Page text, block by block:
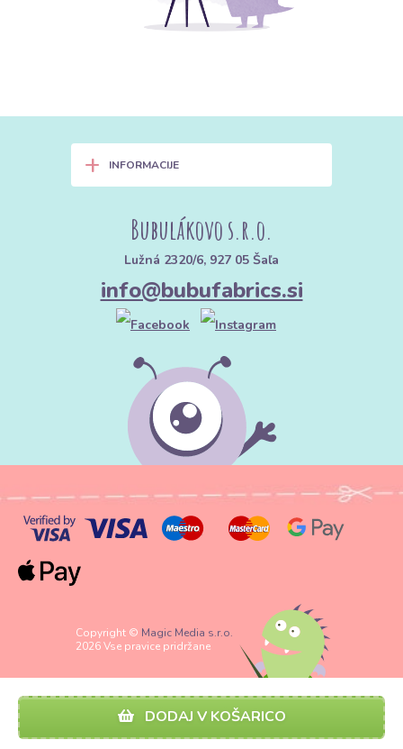
DODAJ V KOŠARICO
+ INFORMACIJE
Bubulákovo s.r.o.
Lužná 2320/6, 927 05 Šaľa
info@bubufabrics.si
Copyright © Magic Media s.r.o.
2026 Vse pravice pridržane